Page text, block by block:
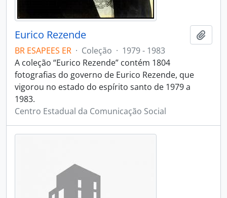
Eurico Rezende
BR ESAPEES ER · Coleção · 1979 - 1983
A coleção “Eurico Rezende” contém 1804
fotografias do governo de Eurico Rezende, que
vigorou no estado do espírito santo de 1979 a
1983.
Centro Estadual da Comunicação Social